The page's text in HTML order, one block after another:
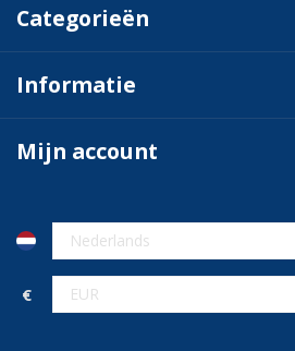
Categorieën
Informatie
Mijn account
€